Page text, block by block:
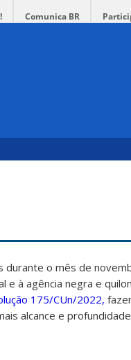
Comunica BR
o mês de
à agência negra e
175/CUn/2022,
alcance e